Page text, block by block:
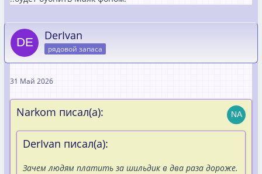
DerIvan
рядовой запаса
31 Май 2026
Narkom писал(а):
DerIvan писал(а):
Зачем людям платить за шильдик в два раза дороже.